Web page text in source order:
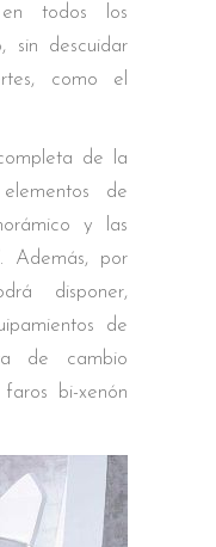
todos los
sin descuidar
como el
de la
de
y las
Además, por
disponer,
de
de cambio
bi-xenón